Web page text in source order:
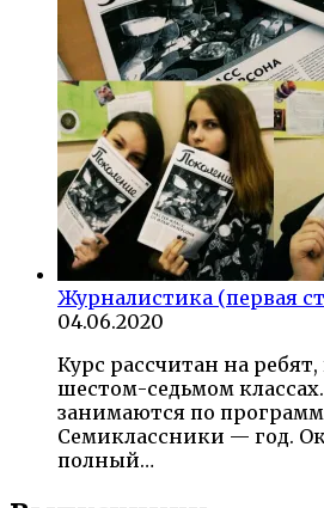
Журналистика (первая
04.06.2020
Курс рассчитан на
шестом-седьмом
занимаются по
Семиклассники — год.
полный…